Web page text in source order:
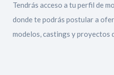
Tendrás acceso a tu perfil de
donde te podrás postular a
modelos, castings y proyectos